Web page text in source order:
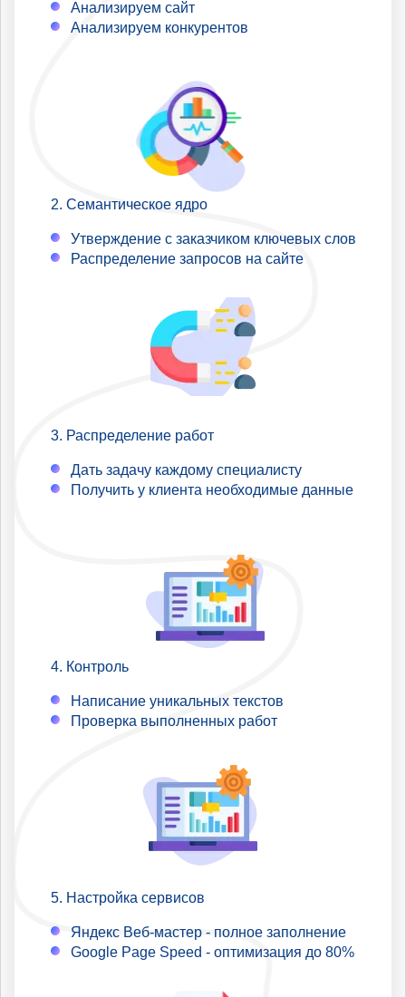
Анализируем сайт
Анализируем конкурентов
Семантическое ядро
Утверждение с заказчиком ключевых слов
Распределение запросов на сайте
Распределение работ
Дать задачу каждому специалисту
Получить у клиента необходимые данные
Контроль
Написание уникальных текстов
Проверка выполненных работ
Настройка сервисов
Яндекс Веб-мастер - полное заполнение
Google Page Speed - оптимизация до 80%